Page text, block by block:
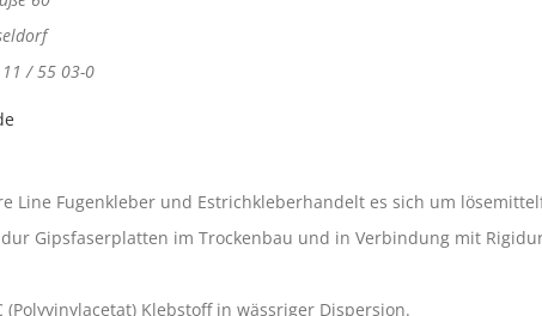
/ 55 03-0
Line Fugenkleber und Estrichkleberhandelt es sich um
Gipsfaserplatten im Trockenbau und in Verbindung mit
Klebstoff in wässriger Dispersion.